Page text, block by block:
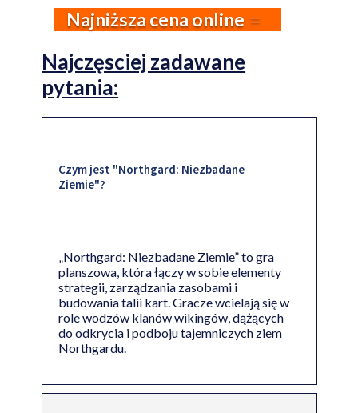
Najniższa cena online
Najczęsciej zadawane
pytania:
Czym jest "Northgard: Niezbadane
Ziemie"?
„Northgard: Niezbadane Ziemie” to gra
planszowa, która łączy w sobie elementy
strategii, zarządzania zasobami i
budowania talii kart. Gracze wcielają się w
role wodzów klanów wikingów, dążących
do odkrycia i podboju tajemniczych ziem
Northgardu.